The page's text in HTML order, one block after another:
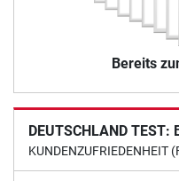
Bereits
DEUTSCHLAND TEST:
KUNDENZUFRIEDENHEIT